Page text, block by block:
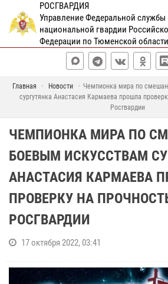
РОСГВАРДИЯ
Управление Федеральной службы
национальной гвардии
Федерации по Тюменской области
Главная Новости
Чемпионка мира по
сургутянка Анастасия Кармаева прошла
Росгвардии
ЧЕМПИОНКА МИРА ПО
БОЕВЫМ ИСКУССТВАМ
АНАСТАСИЯ КАРМАЕВА
ПРОВЕРКУ НА
РОСГВАРДИИ
17 октября 2022, 03:41